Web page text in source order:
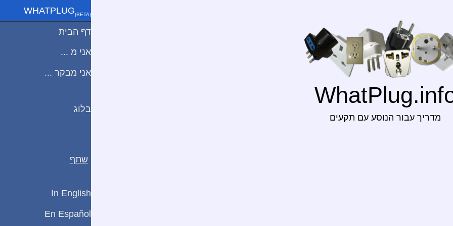
מדריך עבור הנוסע עם תקעים
WHATPLUG(ΒETA)
דף הבית
אני מ ...
אני מבקר ...
בלוג
שתף
In English
En Español